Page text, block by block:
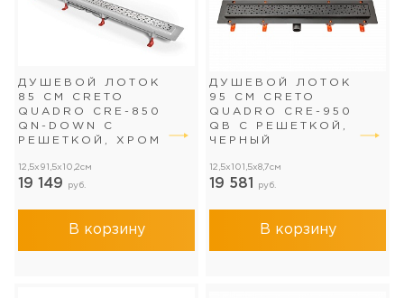
ДУШЕВОЙ ЛОТОК
85 СМ CRETO
QUADRO CRE-850
QN-DOWN С
РЕШЕТКОЙ, ХРОМ
12,5x91,5x10,2см
19 149 руб.
В корзину
ДУШЕВОЙ ЛОТОК
95 СМ CRETO
QUADRO CRE-950
QB С РЕШЕТКОЙ,
ЧЕРНЫЙ
12,5x101,5x8,7см
19 581 руб.
В корзину